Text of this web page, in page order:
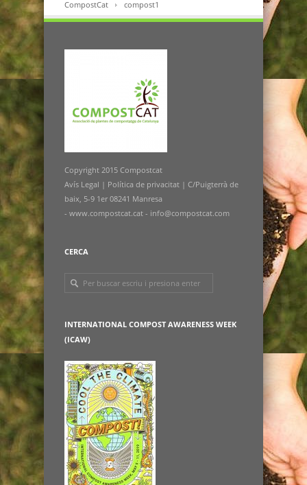
CompostCat compost1
Copyright 2015 Compostcat
Avís Legal | Política de privacitat | C/Puigterrà de
baix, 5-9 1er 08241 Manresa
- www.compostcat.cat - info@compostcat.com
CERCA
INTERNATIONAL COMPOST AWARENESS WEEK
(ICAW)